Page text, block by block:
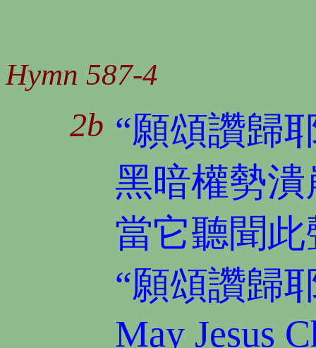
Hymn 587-4
2b “願頌讚歸
黑暗權勢潰
當它聽聞此
“願頌讚歸
May Jesus